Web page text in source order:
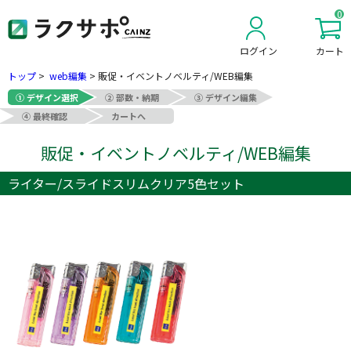
ログイン
0
カート
トップ > web編集 > 販促・イベントノベルティ/WEB編集
① デザイン選択 ② 部数・納期
③ デザイン編集
④ 最終確認
カートへ
販促・イベントノベルティ/WEB編集
ライター/スライドスリムクリア5色セット